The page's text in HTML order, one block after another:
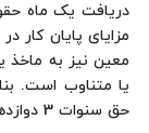
دریافت یک ماه
معین نیز به ماخذ
یا متناوب است.
حق سنوات 3 دوازدهم حقوق مبنای کارگر خواهد بود.